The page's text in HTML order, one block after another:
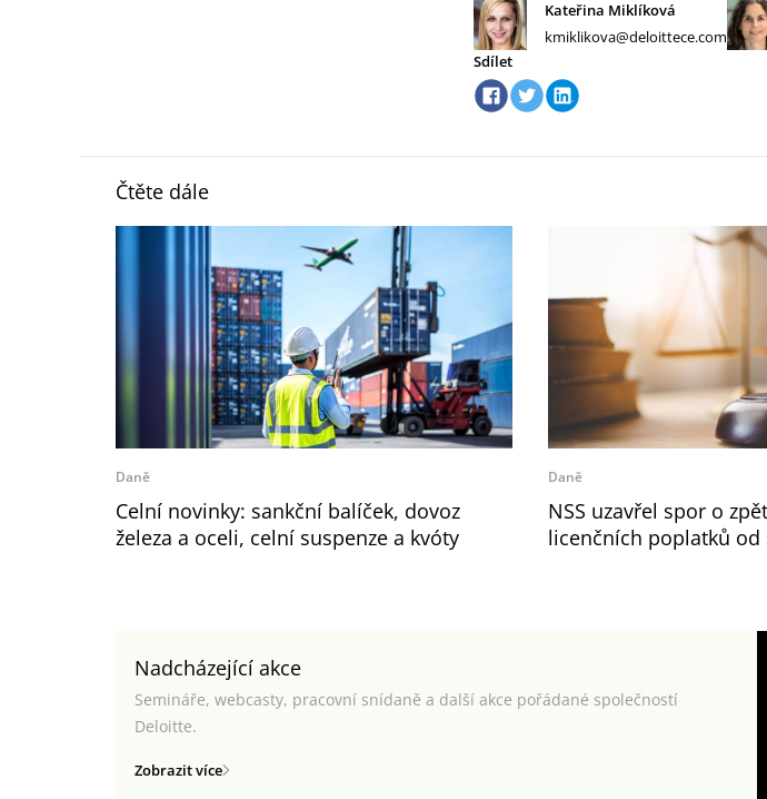
Kateřina Miklíková
kmiklikova@deloittece.com
Sdílet
Čtěte dále
Daně
Celní novinky: sankční balíček, dovoz
železa a oceli, celní suspenze a kvóty
Daně
NSS uzavřel spor o
licenčních poplatků od
Nadcházející akce
Semináře, webcasty, pracovní snídaně a další akce pořádané společností
Deloitte.
Zobrazit více